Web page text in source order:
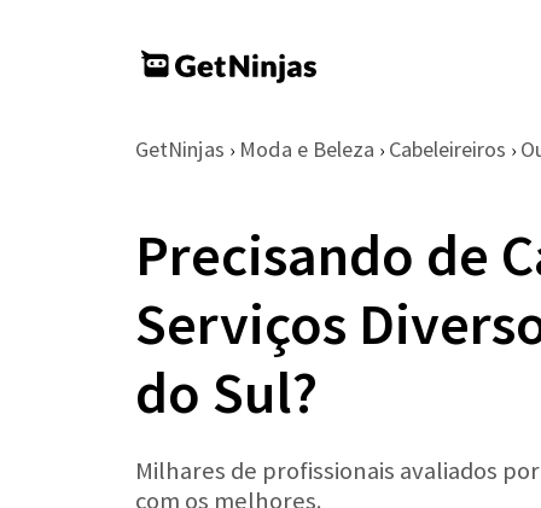
GetNinjas › Moda e Beleza › Cabeleireiros ›
Precisando de
Serviços
do Sul?
Milhares de profissionais avaliados
com os melhores.